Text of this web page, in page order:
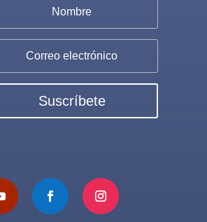
Suscríbete